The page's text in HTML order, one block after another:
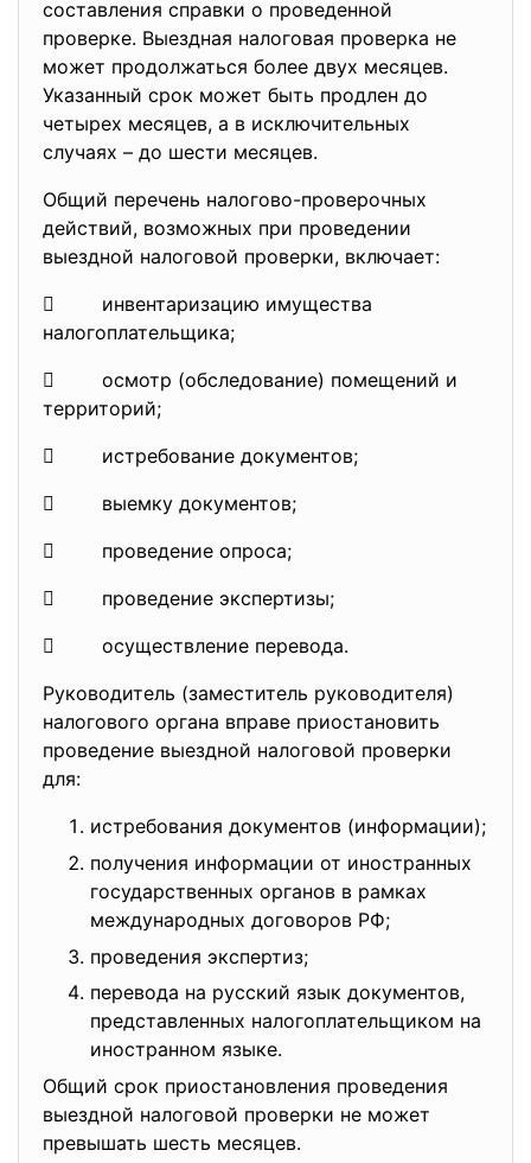
составления справки о проведенной
проверке. Выездная налоговая проверка не
может продолжаться более двух месяцев.
Указанный срок может быть продлен до
четырех месяцев, а в исключительных
случаях – до шести месяцев.
Общий перечень налогово-проверочных
действий, возможных при проведении
выездной налоговой проверки, включает:
 инвентаризацию имущества
налогоплательщика;
 осмотр (обследование) помещений и
территорий;
 истребование документов;
 выемку документов;
 проведение опроса;
 проведение экспертизы;
 осуществление перевода.
Руководитель (заместитель руководителя)
налогового органа вправе приостановить
проведение выездной налоговой проверки
для:
истребования документов (информации);
получения информации от иностранных
государственных органов в рамках
международных договоров РФ;
проведения экспертиз;
перевода на русский язык документов,
представленных налогоплательщиком на
иностранном языке.
Общий срок приостановления проведения
выездной налоговой проверки не может
превышать шесть месяцев.